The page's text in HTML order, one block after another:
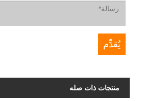
منتجات ذات صله